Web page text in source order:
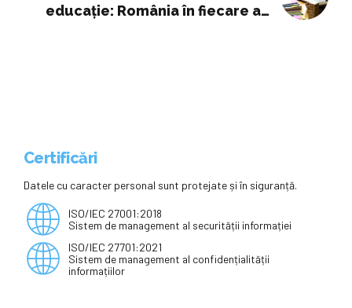
educaţie: România în fiecare an
Certificări
Datele cu caracter personal sunt protejate și în siguranță.
ISO/IEC 27001:2018
Sistem de management al securității informației
ISO/IEC 27701:2021
Sistem de management al confidențialității
informațiilor